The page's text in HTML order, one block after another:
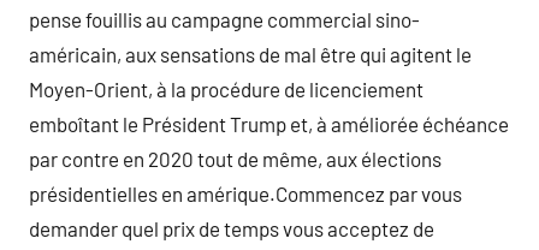
pense fouillis au campagne commercial sino-
américain, aux sensations de mal être qui agitent le
Moyen-Orient, à la procédure de licenciement
emboîtant le Président Trump et, à améliorée échéance
par contre en 2020 tout de même, aux élections
présidentielles en amérique.Commencez par vous
demander quel prix de temps vous acceptez de